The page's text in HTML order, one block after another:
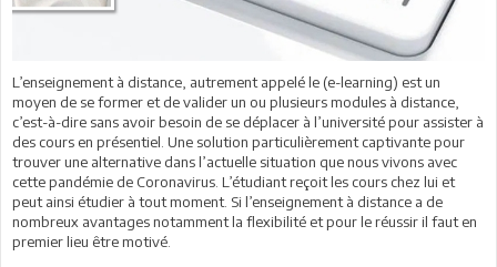
L’enseignement à distance, autrement appelé le (e-learning) est un
moyen de se former et de valider un ou plusieurs modules à distance,
c’est-à-dire sans avoir besoin de se déplacer à l’université pour assister à
des cours en présentiel. Une solution particulièrement captivante pour
trouver une alternative dans l’actuelle situation que nous vivons avec
cette pandémie de Coronavirus. L’étudiant reçoit les cours chez lui et
peut ainsi étudier à tout moment. Si l’enseignement à distance a de
nombreux avantages notamment la flexibilité et pour le réussir il faut en
premier lieu être motivé.